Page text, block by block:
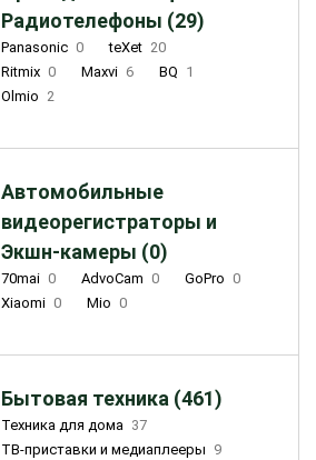
Радиотелефоны (29)
Panasonic 0 teXet 20
Ritmix 0 Maxvi 6 BQ 1
Olmio 2
Автомобильные
видеорегистраторы и
Экшн-камеры (0)
70mai 0 AdvoCam 0 GoPro 0
Xiaomi 0 Mio 0
Бытовая техника (461)
Техника для дома 37
ТВ-приставки и медиаплееры 9